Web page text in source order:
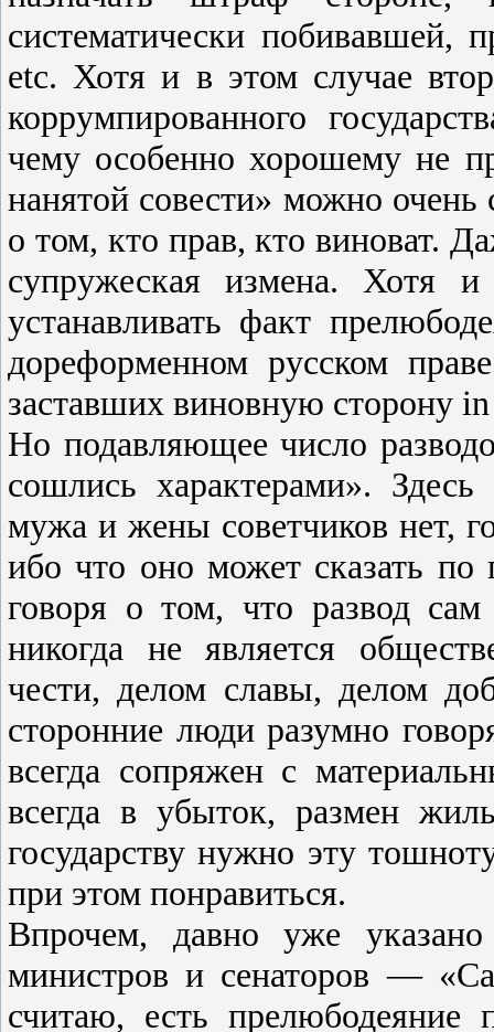
систематически побивавшей,
etc. Хотя и в этом случае
коррумпированного
чему особенно хорошему не
нанятой совести» можно очень
о том, кто прав, кто виноват.
супружеская измена. Хотя
устанавливать факт
дореформенном русском
заставших виновную сторону
Но подавляющее число
сошлись характерами».
мужа и жены советчиков нет,
ибо что оно может сказать по
говоря о том, что развод
никогда не является
чести, делом славы, делом
сторонние люди разумно
всегда сопряжен с
всегда в убыток, размен
государству нужно эту
при этом понравиться.
Впрочем, давно уже
министров и сенаторов —
считаю, есть